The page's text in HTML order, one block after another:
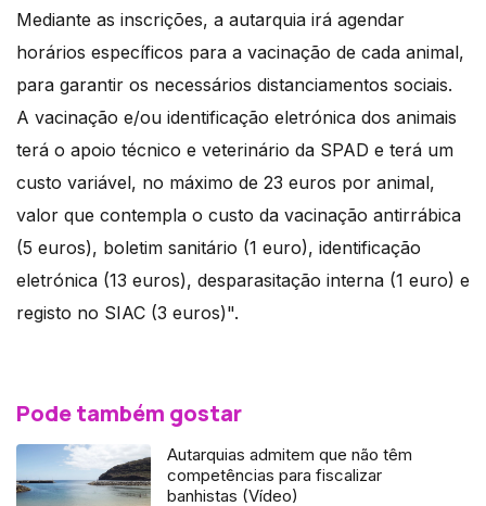
Mediante as inscrições, a autarquia irá agendar
horários específicos para a vacinação de cada animal,
para garantir os necessários distanciamentos sociais.
A vacinação e/ou identificação eletrónica dos animais
terá o apoio técnico e veterinário da SPAD e terá um
custo variável, no máximo de 23 euros por animal,
valor que contempla o custo da vacinação antirrábica
(5 euros), boletim sanitário (1 euro), identificação
eletrónica (13 euros), desparasitação interna (1 euro) e
registo no SIAC (3 euros)".
Pode também gostar
Autarquias admitem que não têm
competências para fiscalizar
banhistas (Vídeo)